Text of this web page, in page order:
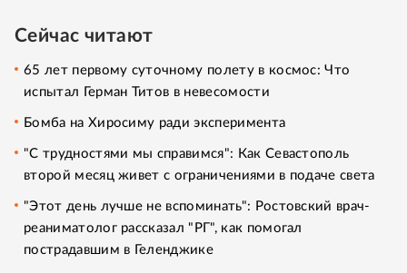
Сейчас читают
65 лет первому суточному полету в космос: Что
испытал Герман Титов в невесомости
Бомба на Хиросиму ради эксперимента
"С трудностями мы справимся": Как Севастополь
второй месяц живет с ограничениями в подаче света
"Этот день лучше не вспоминать": Ростовский врач-
реаниматолог рассказал "РГ", как помогал
пострадавшим в Геленджике